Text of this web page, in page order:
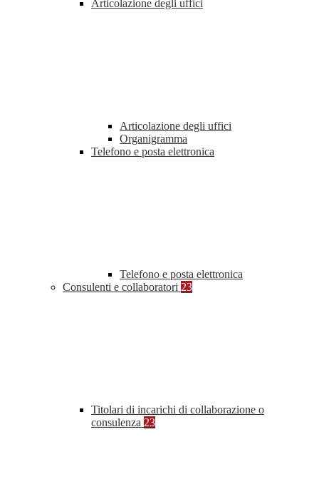
Articolazione degli uffici
Articolazione degli uffici
Organigramma
Telefono e posta elettronica
Telefono e posta elettronica
Consulenti e collaboratori 23
Titolari di incarichi di collaborazione o
consulenza 23